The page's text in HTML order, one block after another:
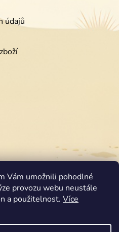
Vám umožnili pohodlné
provozu webu neustále
a použitelnost. Více
údajů